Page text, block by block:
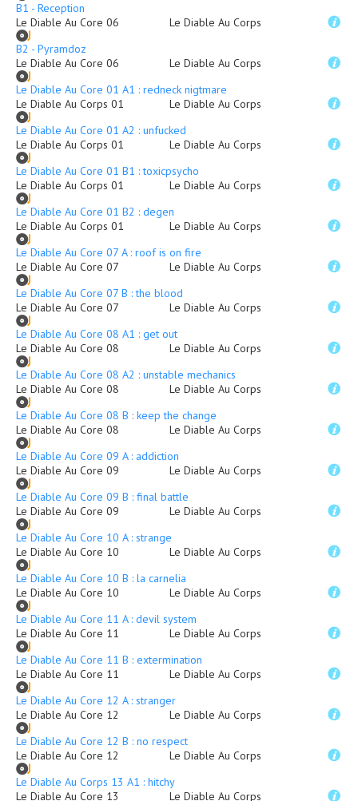
B1 - Reception
Le Diable Au Core 06
Le Diable Au Corps
B2 - Pyramdoz
Le Diable Au Core 06
Le Diable Au Corps
Le Diable Au Core 01 A1 : redneck nigtmare
Le Diable Au Corps 01
Le Diable Au Corps
Le Diable Au Core 01 A2 : unfucked
Le Diable Au Corps 01
Le Diable Au Corps
Le Diable Au Core 01 B1 : toxicpsycho
Le Diable Au Corps 01
Le Diable Au Corps
Le Diable Au Core 01 B2 : degen
Le Diable Au Corps 01
Le Diable Au Corps
Le Diable Au Core 07 A : roof is on fire
Le Diable Au Core 07
Le Diable Au Corps
Le Diable Au Core 07 B : the blood
Le Diable Au Core 07
Le Diable Au Corps
Le Diable Au Core 08 A1 : get out
Le Diable Au Core 08
Le Diable Au Corps
Le Diable Au Core 08 A2 : unstable mechanics
Le Diable Au Core 08
Le Diable Au Corps
Le Diable Au Core 08 B : keep the change
Le Diable Au Core 08
Le Diable Au Corps
Le Diable Au Core 09 A : addiction
Le Diable Au Core 09
Le Diable Au Corps
Le Diable Au Core 09 B : final battle
Le Diable Au Core 09
Le Diable Au Corps
Le Diable Au Core 10 A : strange
Le Diable Au Core 10
Le Diable Au Corps
Le Diable Au Core 10 B : la carnelia
Le Diable Au Core 10
Le Diable Au Corps
Le Diable Au Core 11 A : devil system
Le Diable Au Core 11
Le Diable Au Corps
Le Diable Au Core 11 B : extermination
Le Diable Au Core 11
Le Diable Au Corps
Le Diable Au Core 12 A : stranger
Le Diable Au Core 12
Le Diable Au Corps
Le Diable Au Core 12 B : no respect
Le Diable Au Core 12
Le Diable Au Corps
Le Diable Au Corps 13 A1 : hitchy
Le Diable Au Core 13
Le Diable Au Corps